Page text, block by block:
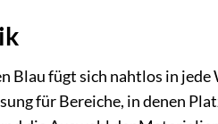
Blau fügt sich nahtlos in jede
für Bereiche, in denen